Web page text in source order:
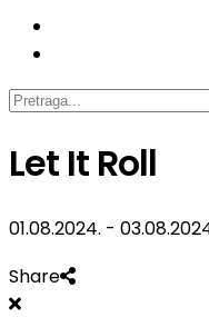
Let It Roll
01.08.2024. -
Share